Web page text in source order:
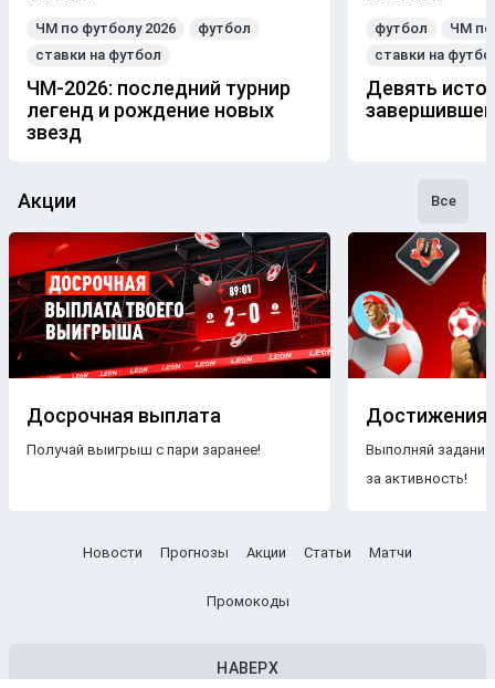
ЧМ по футболу 2026
футбол
ставки на футбол
ЧМ-2026: последний турнир
легенд и рождение новых
звезд
футбол
ЧМ по
ставки на
Девять
Акции Все
Досрочная выплата
Получай выигрыш с пари заранее!
Достижения
Выполняй
за активность!
Новости Прогнозы Акции Статьи Матчи
Промокоды
НАВЕРХ